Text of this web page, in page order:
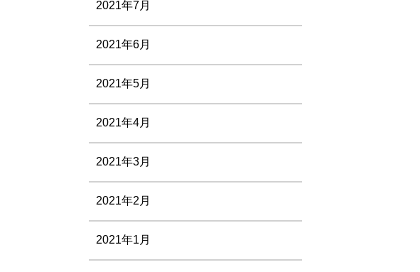
2021年7月
2021年6月
2021年5月
2021年4月
2021年3月
2021年2月
2021年1月